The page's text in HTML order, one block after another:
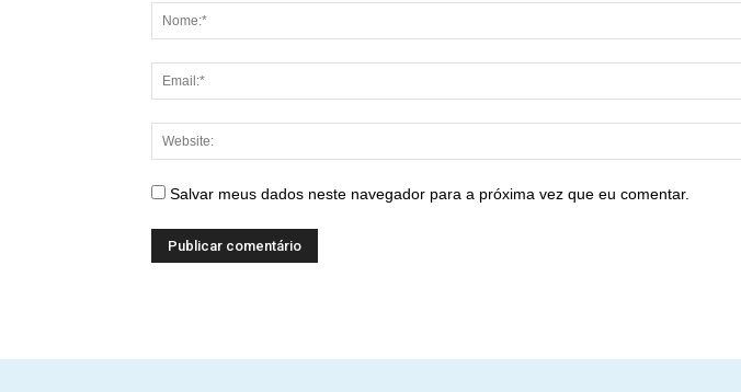
Salvar meus dados neste navegador para a próxima vez que eu comentar.